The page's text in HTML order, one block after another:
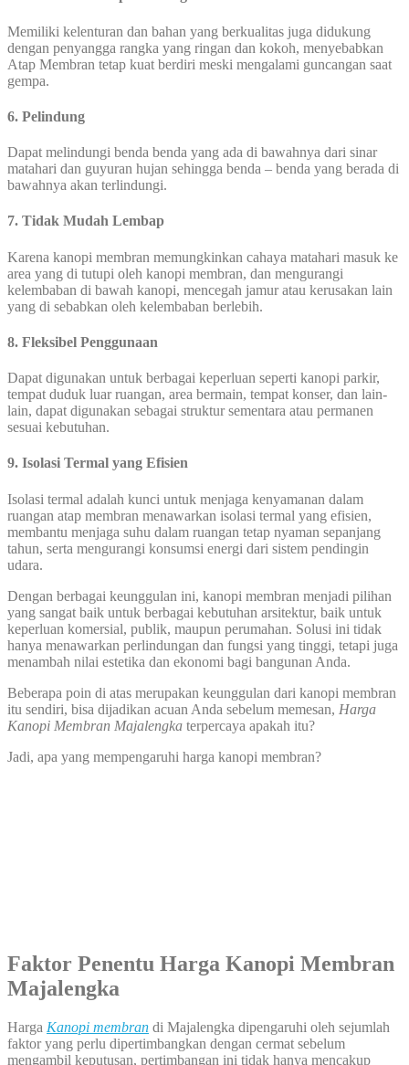
Memiliki kelenturan dan bahan yang berkualitas juga didukung
dengan penyangga rangka yang ringan dan kokoh, menyebabkan
Atap Membran tetap kuat berdiri meski mengalami guncangan saat
gempa.
6. Pelindung
Dapat melindungi benda benda yang ada di bawahnya dari sinar
matahari dan guyuran hujan sehingga benda – benda yang berada di
bawahnya akan terlindungi.
7. Tidak Mudah Lembap
Karena kanopi membran memungkinkan cahaya matahari masuk ke
area yang di tutupi oleh kanopi membran, dan mengurangi
kelembaban di bawah kanopi, mencegah jamur atau kerusakan lain
yang di sebabkan oleh kelembaban berlebih.
8. Fleksibel Penggunaan
Dapat digunakan untuk berbagai keperluan seperti kanopi parkir,
tempat duduk luar ruangan, area bermain, tempat konser, dan lain-
lain, dapat digunakan sebagai struktur sementara atau permanen
sesuai kebutuhan.
9. Isolasi Termal yang Efisien
Isolasi termal adalah kunci untuk menjaga kenyamanan dalam
ruangan atap membran menawarkan isolasi termal yang efisien,
membantu menjaga suhu dalam ruangan tetap nyaman sepanjang
tahun, serta mengurangi konsumsi energi dari sistem pendingin
udara.
Dengan berbagai keunggulan ini, kanopi membran menjadi pilihan
yang sangat baik untuk berbagai kebutuhan arsitektur, baik untuk
keperluan komersial, publik, maupun perumahan. Solusi ini tidak
hanya menawarkan perlindungan dan fungsi yang tinggi, tetapi juga
menambah nilai estetika dan ekonomi bagi bangunan Anda.
Beberapa poin di atas merupakan keunggulan dari kanopi membran
itu sendiri, bisa dijadikan acuan Anda sebelum memesan, Harga
Kanopi Membran Majalengka terpercaya apakah itu?
Jadi, apa yang mempengaruhi harga kanopi membran?
Faktor Penentu Harga Kanopi Membran
Majalengka
Harga Kanopi membran di Majalengka dipengaruhi oleh sejumlah
faktor yang perlu dipertimbangkan dengan cermat sebelum
mengambil keputusan, pertimbangan ini tidak hanya mencakup